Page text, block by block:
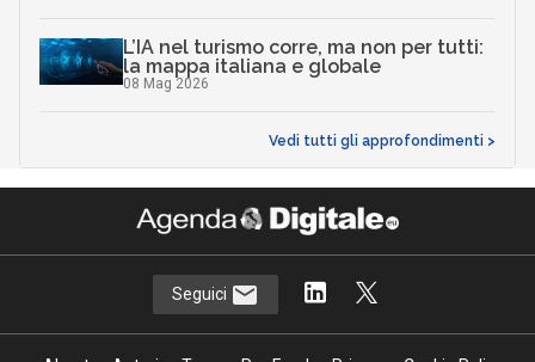
L’IA nel turismo corre, ma non per tutti:
la mappa italiana e globale
08 Mag 2026
Vedi tutti gli approfondimenti >
Seguici